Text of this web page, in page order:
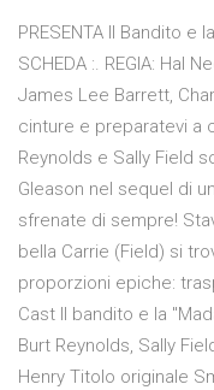
PRESENTA Il Bandito e
SCHEDA :. REGIA: Hal
James Lee Barrett,
cinture e preparatevi a
Reynolds e Sally Field
Gleason nel sequel di
sfrenate di sempre!
bella Carrie (Field) si
proporzioni epiche:
Cast Il bandito e la
Burt Reynolds, Sally
Henry Titolo originale